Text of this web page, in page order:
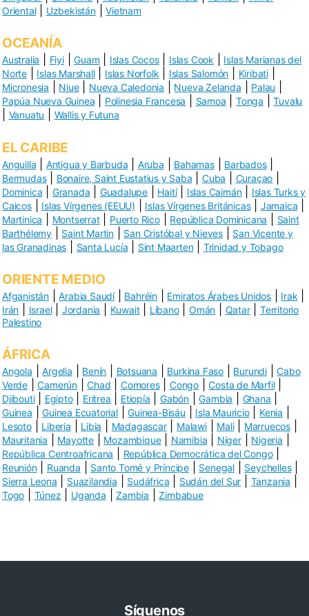
Oriental| Uzbekistán|Vietnam
OCEANÍA
Australia Fiyi|Guam Islas Cocos| Islas Cook
Islas Marianas del
Norte
Islas Marshall| Islas Norfolk| Islas Salomón Kiribati
Micronesia Niue| Nueva Caledonia Nueva Zelanda Palau
Papúa Nueva Guinea Polinesia Francesa Samoa |Tonga |Tuvalu
Vanuatu Wallis y Futuna
EL CARIBE
Anguilla Antigua y Barbuda Aruba Bahamas| Barbados|
Bermudas| Bonaire, Saint Eustatius y Saba |Cuba Curaçao
Dominica Granada Guadalupe Haití| Islas Caimán|
Islas Turks y
Caicos| Islas Vírgenes (EEUU) Islas Vírgenes Británicas| Jamaica
Martinica Montserrat| Puerto Rico| República Dominicana
Saint
Barthélemy
Saint Martin San Cristóbal y Nieves
San Vicente y
las Granadinas
Santa Lucía Sint Maarten| Trinidad y Tobago
ORIENTE MEDIO
Afganistán |Arabia Saudí| Bahréin Emiratos Árabes Unidos Irak|
Irán Israel| Jordania Kuwait| Líbano|Omán Qatar|Territorio
Palestino
ÁFRICA
Angola |Argelia Benín Botsuana Burkina Faso Burundi |Cabo
Verde |Camerún |Chad |Comores|Congo |Costa de Marfil|
Djibouti| Egipto| Eritrea Etiopía |Gabón |Gambia Ghana
Guinea |Guinea Ecuatorial|Guinea-Bisáu Isla Mauricio| Kenia
Lesoto| Liberia Libia Madagascar| Malawi| Mali| Marruecos
Mauritania Mayotte Mozambique| Namibia Níger| Nigeria
República Centroafricana República Democrática del Congo|
Reunión| Ruanda Santo Tomé y Príncipe Senegal Seychelles|
Sierra Leona Suazilandia Sudáfrica Sudán del Sur Tanzania
Togo Túnez Uganda |Zambia |Zimbabue
Síguenos